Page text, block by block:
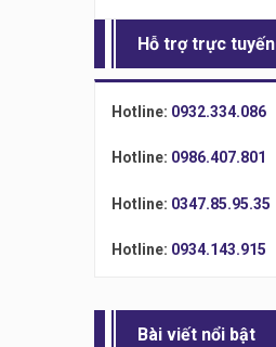
Hỗ trợ trực tuyến
Hotline: 0932.334.086
Hotline: 0986.407.801
Hotline: 0347.85.95.35
Hotline: 0934.143.915
Bài viết nổi bật